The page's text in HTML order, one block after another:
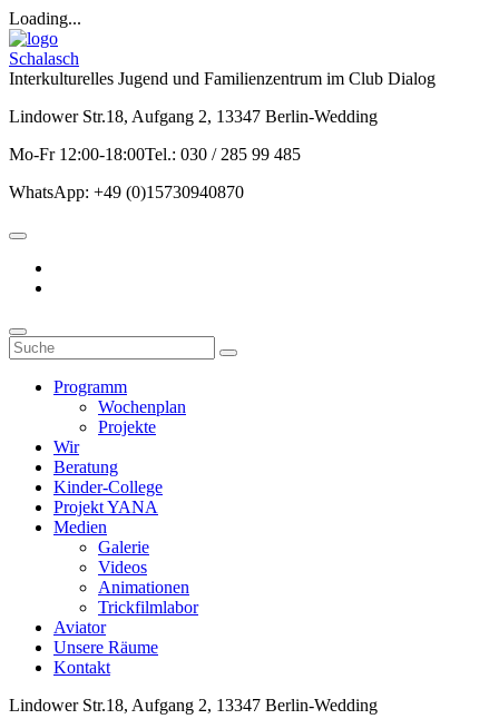
Loading...
Schalasch
Interkulturelles Jugend und Familienzentrum im Club Dialog
Lindower Str.18, Aufgang 2, 13347 Berlin-Wedding
Mo-Fr 12:00-18:00Tel.: 030 / 285 99 485
WhatsApp: +49 (0)15730940870
Programm
Wochenplan
Projekte
Wir
Beratung
Kinder-College
Projekt YANA
Medien
Galerie
Videos
Animationen
Trickfilmlabor
Aviator
Unsere Räume
Kontakt
Lindower Str.18, Aufgang 2, 13347 Berlin-Wedding